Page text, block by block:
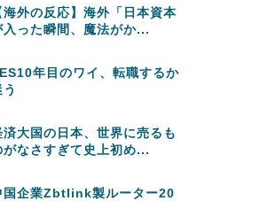
海外の反応】海外「日本資本
入った瞬間、魔法がか...
年目のワイ、転職するか
済大国の日本、世界に売るも
がなさすぎて史上初め...
国企業Zbtlink製ルーター20